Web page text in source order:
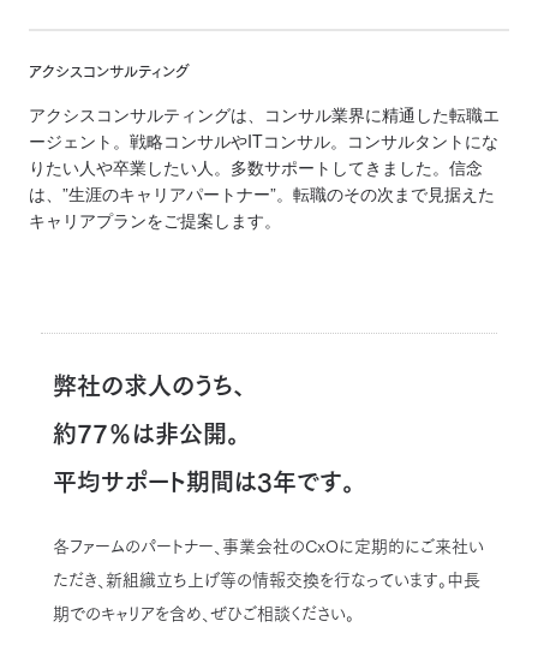
アクシスコンサルティング
アクシスコンサルティングは、コンサル業界に精通した転職エ
ージェント。戦略コンサルやITコンサル。コンサルタントにな
りたい人や卒業したい人。多数サポートしてきました。信念
は、”生涯のキャリアパートナー”。転職のその次まで見据えた
キャリアプランをご提案します。
弊社の求人のうち、
約77％は非公開。
平均サポート期間は3年です。
各ファームのパートナー、事業会社のCxOに定期的にご来社い
ただき、新組織立ち上げ等の情報交換を行なっています。中長
期でのキャリアを含め、ぜひご相談ください。